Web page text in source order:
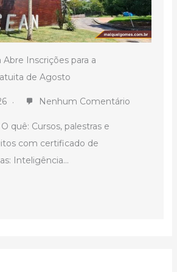
Inscrições para a
de Agosto
Nenhum Comentário
quê: Cursos, palestras e
com certificado de
Inteligência...